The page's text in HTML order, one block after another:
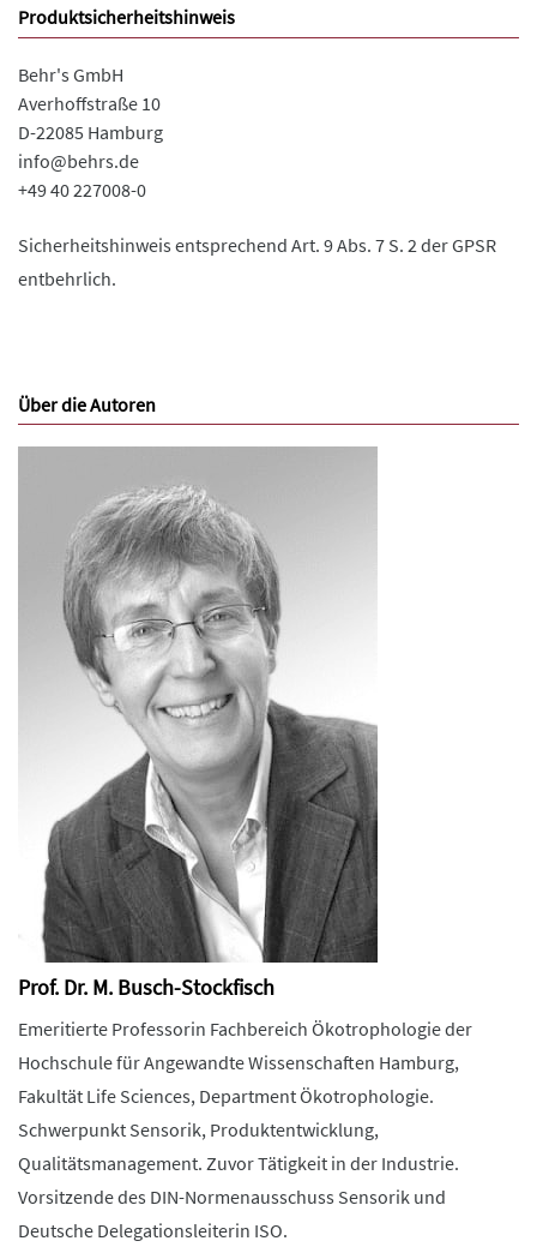
Produktsicherheitshinweis
Behr's GmbH
Averhoffstraße 10
D-22085 Hamburg
info@behrs.de
+49 40 227008-0
Sicherheitshinweis entsprechend Art. 9 Abs. 7 S. 2 der GPSR
entbehrlich.
Über die Autoren
Prof. Dr. M. Busch-Stockfisch
Emeritierte Professorin Fachbereich Ökotrophologie der
Hochschule für Angewandte Wissenschaften Hamburg,
Fakultät Life Sciences, Department Ökotrophologie.
Schwerpunkt Sensorik, Produktentwicklung,
Qualitätsmanagement. Zuvor Tätigkeit in der Industrie.
Vorsitzende des DIN-Normenausschuss Sensorik und
Deutsche Delegationsleiterin ISO.